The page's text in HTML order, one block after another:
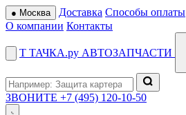
● Москва Доставка Способы оплаты
О компании Контакты
Т ТАЧКА.ру АВТОЗАПЧАСТИ
ЗВОНИТЕ +7 (495) 120-10-50